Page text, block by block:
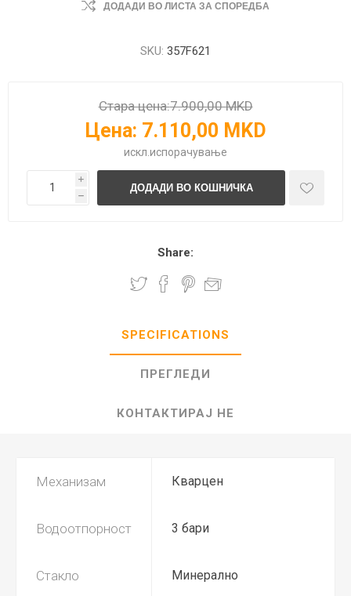
ДОДАДИ ВО ЛИСТА ЗА СПОРЕДБА
SKU: 357F621
Стара цена:7.900,00 MKD
Цена: 7.110,00 MKD
искл. испорачување
i
h
Share:
SPECIFICATIONS
ПРЕГЛЕДИ
КОНТАКТИРАЈ НЕ
Механизам Кварцен
Водоотпорност 3 бари
Стакло Минерално